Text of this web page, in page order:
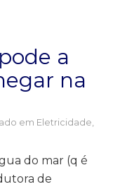
a
na
em Eletricidade
do mar (q é
de